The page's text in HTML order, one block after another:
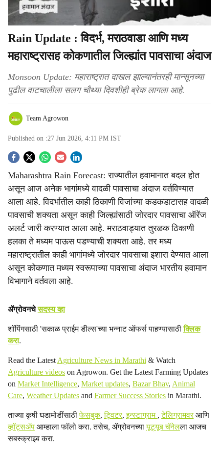
Rain Update : विदर्भ, मराठवाडा आणि मध्य
महाराष्ट्रासह कोकणातील जिल्ह्यांत पावसाचा अंदाज
Monsoon Update: महाराष्ट्रात दाखल झाल्यानंतरही मान्सूनच्या
पुढील वाटचालीला सलग चौथ्या दिवशीही ब्रेक लागला आहे.
Team Agrowon
Published on :27 Jun 2026, 4:11 PM IST
S
o
c
i
a
l
s
r
e
Maharashtra Rain Forecast: राज्यातील हवामानात बदल होत
असून आज अनेक भागांमध्ये वादळी पावसाचा अंदाज वर्तविण्यात
आला आहे. विदर्भातील काही ठिकाणी विजांच्या कडकडाटासह वादळी
पावसाची शक्यता असून काही जिल्ह्यांसाठी जोरदार पावसाचा ऑरेंज
अलर्ट जारी करण्यात आला आहे. मराठवाड्यात तुरळक ठिकाणी
हलका ते मध्यम पाऊस पडण्याची शक्यता आहे. तर मध्य
महाराष्ट्रातील काही भागांमध्ये जोरदार पावसाचा इशारा देण्यात आला
असून कोकणात मध्यम स्वरूपाच्या पावसाचा अंदाज भारतीय हवामान
विभागाने वर्तवला आहे.
ॲग्रोवनचेसदस्य व्हा
शॉपिंगसाठी 'सकाळ प्राईम डील्स'च्या भन्नाट ऑफर्स पाहण्यासाठीक्लिक
करा.
Read the Latest Agriculture News in Marathi & Watch
Agriculture videos on Agrowon. Get the Latest Farming Updates
on Market Intelligence, Market updates, Bazar Bhav, Animal
Care, Weather Updates and Farmer Success Stories in Marathi.
ताज्या कृषी घडामोडींसाठीफेसबुक,ट्विटर,इन्स्टाग्राम ,टेलिग्रामवरआणि
व्हॉट्सॲप आम्हाला फॉलो करा. तसेच, ॲग्रोवनच्यायूट्यूब चॅनेलला आजच
सबस्क्राइब करा.